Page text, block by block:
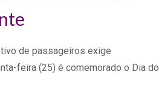
de passageiros exige
feira (25) é comemorado o Dia do